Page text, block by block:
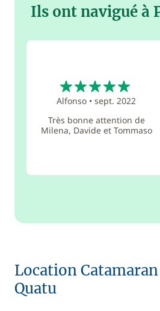
Ils ont navigué à
Alfonso •sept. 2022
Très bonne attention de
Milena, Davide et Tommaso
Location
Quatu